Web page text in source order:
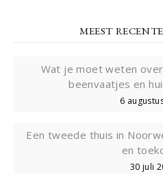
MEEST
Wat je moet weten
beenvaatjes en
6
Een tweede thuis in
en
30 juli